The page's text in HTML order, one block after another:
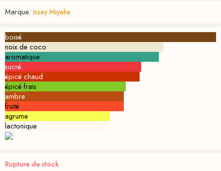
Marque: Issey Miyake
boisé
noix de coco
aromatique
sucré
épicé chaud
épicé frais
ambre
fruité
agrume
lactonique
Rupture de stock